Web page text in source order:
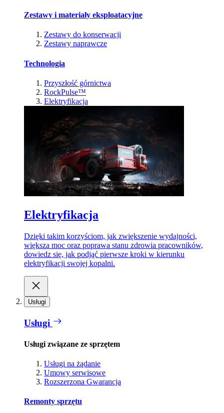
Zestawy i materiały eksploatacyjne
Zestawy do konserwacji
Zestawy naprawcze
Technologia
Przyszłość górnictwa
RockPulse™
Elektryfikacja
Elektryfikacja
Dzięki takim korzyściom, jak zwiększenie wydajności,
większa moc oraz poprawa stanu zdrowia pracowników,
dowiedz się, jak podjąć pierwsze kroki w kierunku
elektryfikacji swojej kopalni.
Usługi
Usługi
Usługi związane ze sprzętem
Usługi na żądanie
Umowy serwisowe
Rozszerzona Gwarancja
Remonty sprzętu